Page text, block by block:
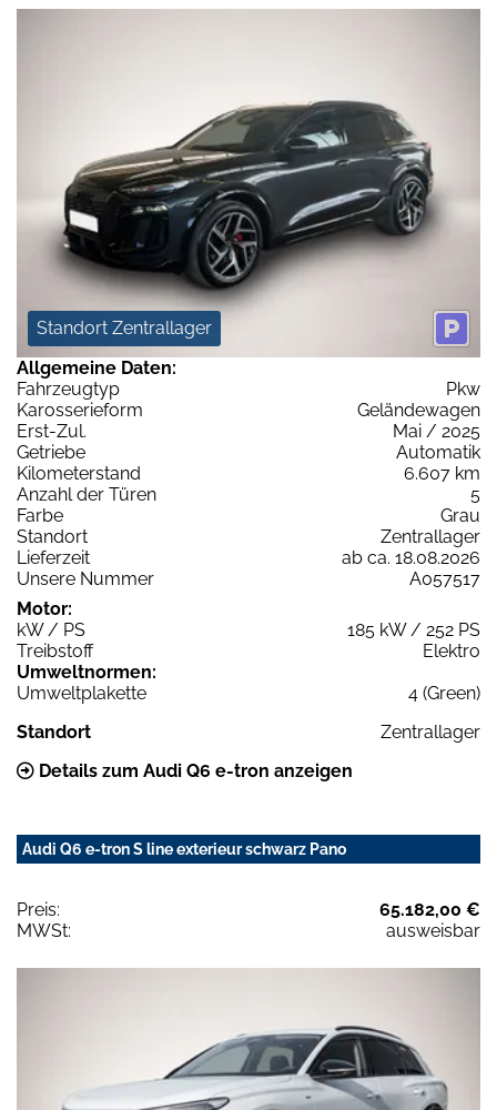
Standort Zentrallager
Allgemeine Daten:
Fahrzeugtyp
Pkw
Karosserieform
Geländewagen
Erst-Zul.
Mai / 2025
Getriebe
Automatik
Kilometerstand
6.607 km
Anzahl der Türen
5
Farbe
Grau
Standort
Zentrallager
Lieferzeit
ab ca. 18.08.2026
Unsere Nummer
A057517
Motor:
kW / PS
185 kW / 252 PS
Treibstoff
Elektro
Umweltnormen:
Umweltplakette
4 (Green)
Standort
Zentrallager
Details zum Audi Q6 e-tron anzeigen
Audi Q6 e-tron S line exterieur schwarz Pano
Preis:
65.182,00 €
MWSt:
ausweisbar